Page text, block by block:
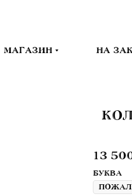
МАГАЗИН НА
13
БУКВА